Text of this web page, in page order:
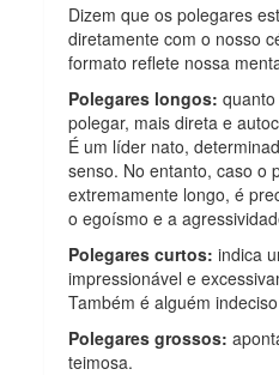
Dizem que os polegares
diretamente com o nosso
formato reflete nossa
Polegares longos:
polegar, mais direta e
É um líder nato,
senso. No entanto, caso o
extremamente longo, é
o egoísmo e a
Polegares curtos: indica
impressionável e
Também é alguém
Polegares grossos:
teimosa.